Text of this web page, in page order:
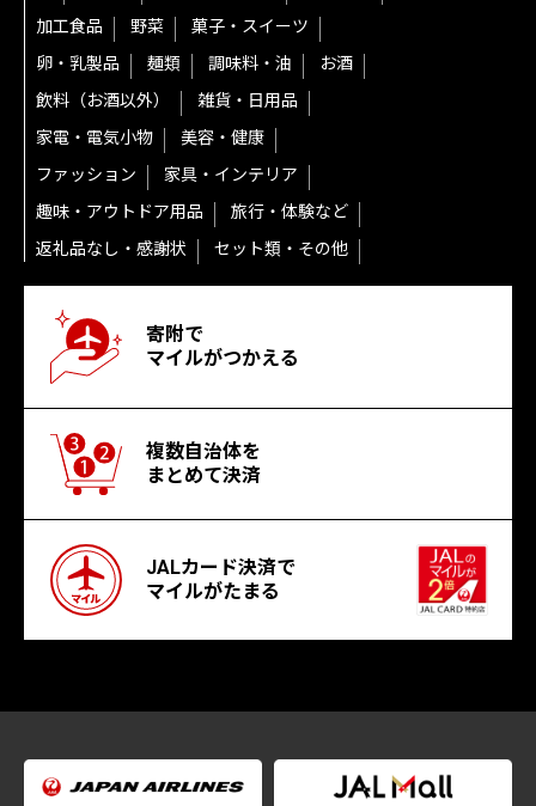
加工食品
野菜
菓子・スイーツ
卵・乳製品
麺類 調味料・油
お酒
飲料（お酒以外）
雑貨・日用品
家電・電気小物
美容・健康
ファッション
家具・インテリア
趣味・アウトドア用品
旅行・体験など
返礼品なし・感謝状
セット類・その他
寄附で
マイルがつかえる
複数自治体を
まとめて決済
JALカード決済で
マイルがたまる